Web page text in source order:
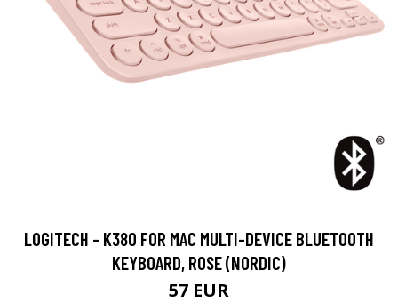
LOGITECH - K380 FOR MAC MULTI-DEVICE BLUETOOTH
KEYBOARD, ROSE (NORDIC)
57 EUR